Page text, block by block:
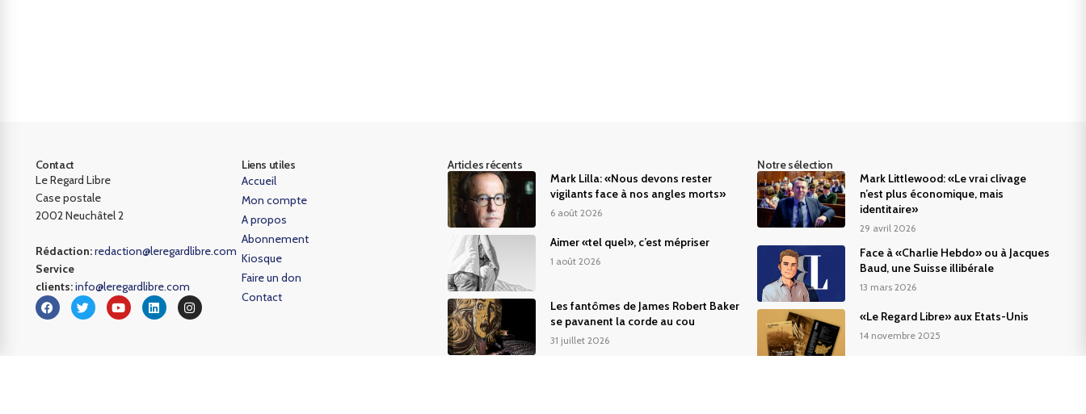
Contact
Le Regard Libre
Case postale
2002 Neuchâtel 2
Rédaction:redaction@leregardlibre.com
Service
clients:info@leregardlibre.com
Liens utiles
Accueil
Mon compte
A propos
Abonnement
Kiosque
Faire un don
Contact
Articles récents
Mark Lilla: «Nous devons rester
vigilants face à nos angles morts»
6 août 2026
Aimer «tel quel», c’est mépriser
1 août 2026
Les fantômes de James Robert Baker
se pavanent la corde au cou
31 juillet 2026
Notre sélection
Mark Littlewood: «Le vrai clivage
n’est plus économique, mais
identitaire»
29 avril 2026
Face à «Charlie Hebdo» ou à Jacques
Baud, une Suisse illibérale
13 mars 2026
«Le Regard Libre» aux Etats-Unis
14 novembre 2025